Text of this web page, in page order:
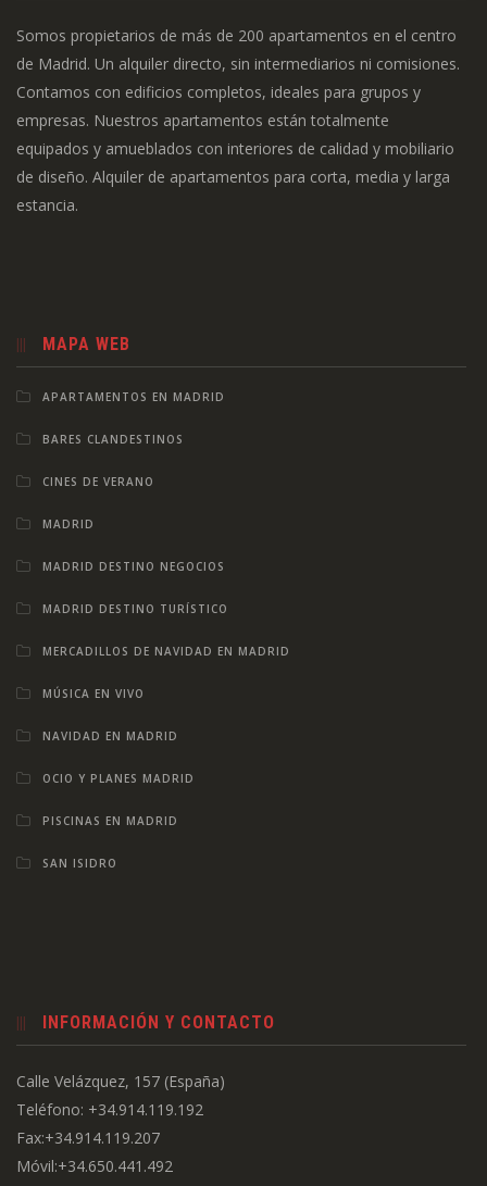
Somos propietarios de más de 200 apartamentos en el centro
de Madrid. Un alquiler directo, sin intermediarios ni comisiones.
Contamos con edificios completos, ideales para grupos y
empresas. Nuestros apartamentos están totalmente
equipados y amueblados con interiores de calidad y mobiliario
de diseño. Alquiler de apartamentos para corta, media y larga
estancia.
MAPA WEB
APARTAMENTOS EN MADRID
BARES CLANDESTINOS
CINES DE VERANO
MADRID
MADRID DESTINO NEGOCIOS
MADRID DESTINO TURÍSTICO
MERCADILLOS DE NAVIDAD EN MADRID
MÚSICA EN VIVO
NAVIDAD EN MADRID
OCIO Y PLANES MADRID
PISCINAS EN MADRID
SAN ISIDRO
INFORMACIÓN Y CONTACTO
Calle Velázquez, 157 (España)
Teléfono: +34.914.119.192
Fax:+34.914.119.207
Móvil:+34.650.441.492